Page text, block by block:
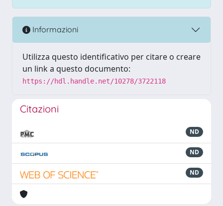
Informazioni
Utilizza questo identificativo per citare o creare
un link a questo documento:
https://hdl.handle.net/10278/3722118
Citazioni
ND
ND
ND